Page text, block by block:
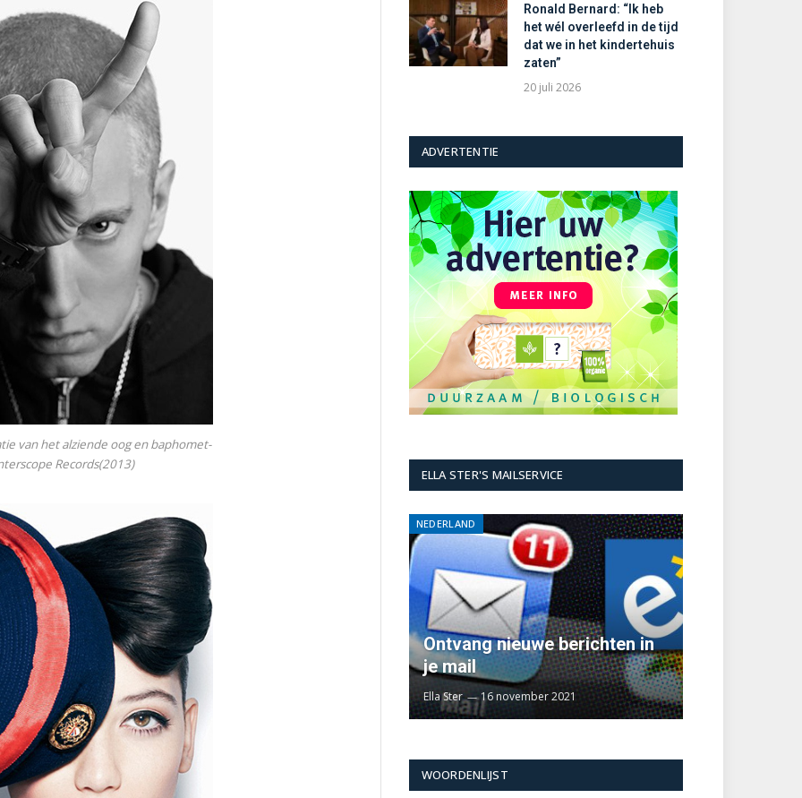
van het alziende oog en baphomet-
Records(2013)
Ronald Bernard: “Ik heb
het wél overleefd in de tijd
dat we in het kindertehuis
zaten”
20 juli 2026
ADVERTENTIE
ELLA STER'S MAILSERVICE
NEDERLAND
Ontvang nieuwe berichten in
je mail
Ella Ster 16 november 2021
WOORDENLIJST